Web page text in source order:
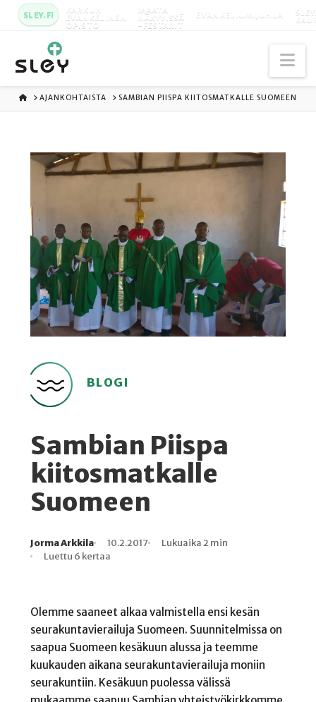
SLEY.FI KARKUN
EVANKELINEN
OPISTO
MAATA
NÄKYVISSÄ
-FESTARIT
EVANKELIUMIJUHLA
ETUSIVU
AJANKOHTAISTA SAMBIAN PIISPA KIITOSMATKALLE SUOMEEN
BLOGI
Sambian Piispa
kiitosmatkalle
Suomeen
Kirjoittaja
Jorma Arkkila
Julkaistu
10.2.2017
Lukuaika
Lukuaika 2 min
Lukukertoja
Luettu 6 kertaa
Olemme saaneet alkaa valmistella ensi kesän
seurakuntavierailuja Suomeen. Suunnitelmissa on
saapua Suomeen kesäkuun alussa ja teemme
kuukauden aikana seurakuntavierailuja moniin
seurakuntiin. Kesäkuun puolessa välissä